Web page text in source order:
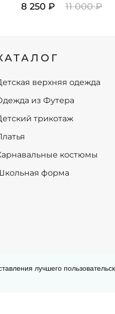
8 250 ₽
11 000 ₽
164/40-42
верхняя одежда
из Футера
трикотаж
костюмы
форма
лучшего